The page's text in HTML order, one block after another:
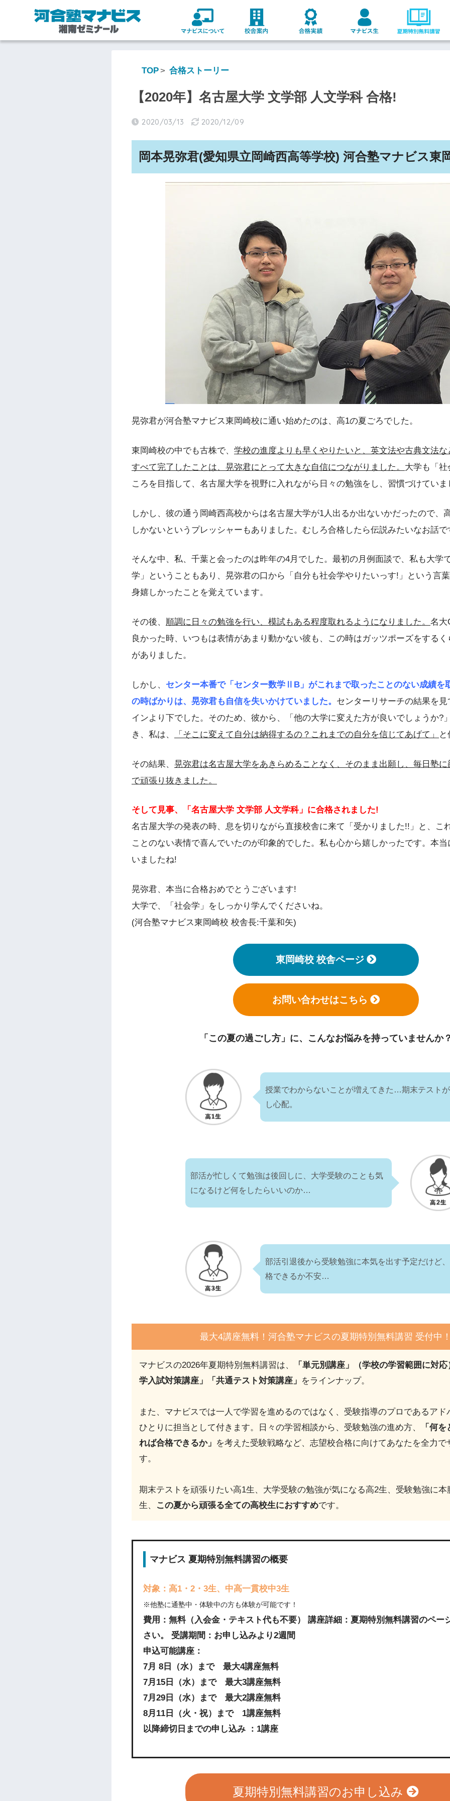
TOP 合格ストーリー
【2020年】名古屋大学 文学部 人文学科 合格!
2020/03/13 2020/12/09
岡本晃弥君(愛知県立岡崎西高等学校) 河合塾マナビス東
晃弥君が河合塾マナビス東岡崎校に通い始めたのは、高1の夏ごろでした。
東岡崎校の中でも古株で、 学校の進度よりも早くやりたいと、英文法や古典文法
すべて完了したことは、晃弥君にとって大きな自信につながりました。 大学も「
ころを目指して、名古屋大学を視野に入れながら日々の勉強をし、習慣づけていま
しかし、彼の通う岡崎西高校からは名古屋大学が1人出るか出ないかだったので、
しかないというプレッシャーもありました。むしろ合格したら伝説みたいなお話で
そんな中、私、千葉と会ったのは昨年の4月でした。最初の月例面談で、私も大学
学」ということもあり、晃弥君の口から「自分も社会学やりたいっす!」という言
身嬉しかったことを覚えています。
その後、 順調に日々の勉強を行い、模試もある程度取れるようになりました。 名大
良かった時、いつもは表情があまり動かない彼も、この時はガッツポーズをする
がありました。
しかし、 センター本番で「センター数学ⅡB」がこれまで取ったことのない成績を
の時ばかりは、晃弥君も自信を失いかけていました。 センターリサーチの結果を
インより下でした。そのため、彼から、「他の大学に変えた方が良いでしょうか?
き、私は、
「そこに変えて自分は納得するの？これまでの自分を信じてあげて」
その結果、 晃弥君は名古屋大学をあきらめることなく、そのまま出願し、毎日塾
で頑張り抜きました。
そして見事、「名古屋大学 文学部 人文学科」に合格されました!
名古屋大学の発表の時、息を切りながら直接校舎に来て「受かりました!!」と、こ
ことのない表情で喜んでいたのが印象的でした。私も心から嬉しかったです。本
いましたね!
晃弥君、本当に合格おめでとうございます!
大学で、「社会学」をしっかり学んでくださいね。
(河合塾マナビス東岡崎校 校舎長:千葉和矢)
東岡崎校 校舎ページ
お問い合わせはこちら
「この夏の過ごし方」に、 こんなお悩みを持っていませんか
授業でわからないことが増えてきた…期末テスト
し心配。
部活が忙しくて勉強は後回しに、大学受験のことも気
になるけど何をしたらいいのか…
部活引退後から受験勉強に本気を出す予定だけど
格できるか不安…
最大4講座無料！河合塾マナビスの夏期特別無料講習 受付中
マナビスの2026年夏期特別無料講習は、
「単元別講座」（学校の学習範囲に対応
学入試対策講座」「共通テスト対策講座」 をラインナップ。
また、マナビスでは一人で学習を進めるのではなく、受験指導のプロであるアド
ひとりに担当として付きます。日々の学習相談から、受験勉強の進め方、
「何
れば合格できるか」 を考えた受験戦略など、志望校合格に向けてあなたを全力で
す。
期末テストを頑張りたい高1生、大学受験の勉強が気になる高2生、受験勉強に本
生、
この夏から頑張る全ての高校生におすすめです。
マナビス 夏期特別無料講習の概要
対象：高1・2・3生、中高一貫校中3生
※他塾に通塾中・体験中の方も体験が可能です！
費用：無料（入会金・テキスト代も不要） 講座詳細：夏期特別無料講習のペー
さい。 受講期間：お申し込みより2週間
申込可能講座：
7月 8日（水）まで 最大4講座無料
7月15日（水）まで 最大3講座無料
7月29日（水）まで 最大2講座無料
8月11日（火・祝）まで 1講座無料
以降締切日までの申し込み ：1講座
夏期特別無料講習のお申し込み